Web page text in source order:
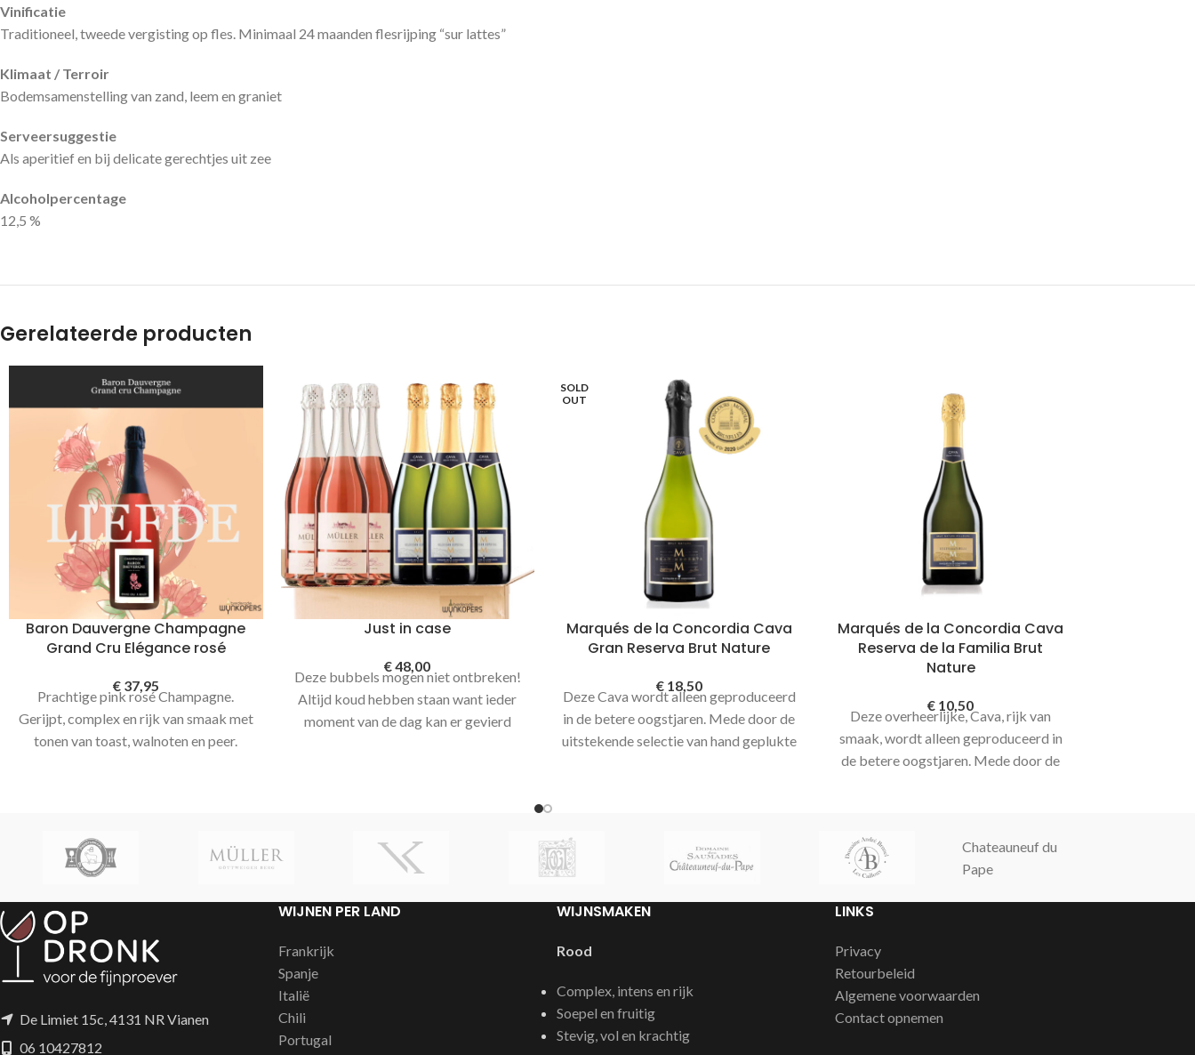
Vinificatie
Traditioneel, tweede vergisting op fles. Minimaal 24 maanden flesrijping “sur lattes”
Klimaat / Terroir
Bodemsamenstelling van zand, leem en graniet
Serveersuggestie
Als aperitief en bij delicate gerechtjes uit zee
Alcoholpercentage
12,5 %
Gerelateerde producten
Baron Dauvergne Champagne
Grand Cru Elégance rosé
€37,95
Prachtige pink rosé Champagne.
Gerijpt, complex en rijk van smaak met
tonen van toast, walnoten en peer.
Just in case
€48,00
Deze bubbels mogen niet ontbreken!
Altijd koud hebben staan want ieder
moment van de dag kan er gevierd
mousse in het glas. Deze witte cava
brut heeft alles weg van de Spaanse
Flamengo dans, een serieuze bubbel
met gastronomische inzetbaarheid..
SOLD
OUT
Marqués de la Concordia Cava
Gran Reserva Brut Nature
€18,50
Deze Cava wordt alleen geproduceerd
in de betere oogstjaren. Mede door de
uitstekende selectie van hand geplukte
de grond.
Marqués de la Concordia Cava
Reserva de la Familia Brut
Nature
€ 10,50
Deze overheerlijke, Cava, rijk van
smaak, wordt alleen geproduceerd in
de betere oogstjaren. Mede door de
bereikt deze Cava zijn hoge kwaliteit.
De kelder gaat tot wel 40 meter onder
Chateauneuf du
Pape
De Limiet 15c, 4131 NR Vianen
06 10427812
WIJNEN PER LAND
Frankrijk
Spanje
Italië
Chili
Portugal
WIJNSMAKEN
Rood
Complex, intens en rijk
Soepel en fruitig
Stevig, vol en krachtig
LINKS
Privacy
Retourbeleid
Algemene voorwaarden
Contact opnemen